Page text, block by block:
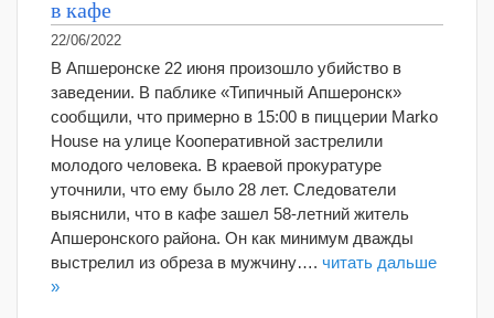
в кафе
22/06/2022
В Апшеронске 22 июня произошло убийство в
заведении. В паблике «Типичный Апшеронск»
сообщили, что примерно в 15:00 в пиццерии Marko
House на улице Кооперативной застрелили
молодого человека. В краевой прокуратуре
уточнили, что ему было 28 лет. Следователи
выяснили, что в кафе зашел 58-летний житель
Апшеронского района. Он как минимум дважды
выстрелил из обреза в мужчину…. читать дальше
»